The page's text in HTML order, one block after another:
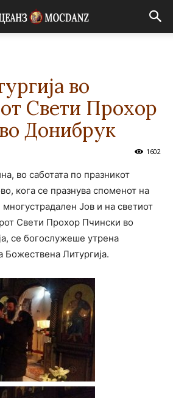
во
Свети Прохор
Донибрук
1602
во саботата по празникот
кога се празнува споменот на
Јов и на светиот
Свети Прохор Пчински во
се богослужеше утрена
Литургија.